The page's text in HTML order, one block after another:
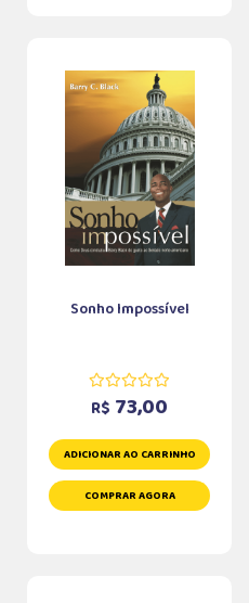
Sonho Impossível
R$ 73,00
ADICIONAR AO CARRINHO
COMPRAR AGORA